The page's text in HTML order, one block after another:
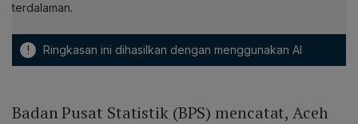
terdalaman.
! Ringkasan ini dihasilkan dengan menggunakan AI
Badan Pusat Statistik (BPS) mencatat, Aceh